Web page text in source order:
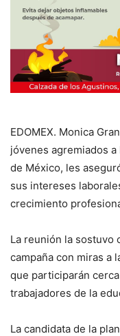
EDOMEX. Monica
jóvenes agremiados
de México, les
sus intereses
crecimiento
La reunión la sostuvo
campaña con miras a
que participarán
trabajadores de la
La candidata de la